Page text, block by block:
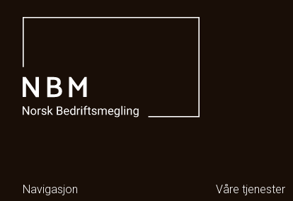
Navigasjon
Våre tjenester